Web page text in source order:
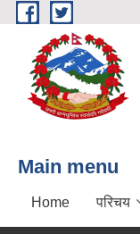
Skip to main content
Main menu
Home परिचय